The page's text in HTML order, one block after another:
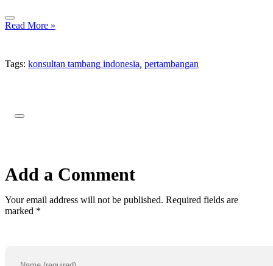
Read More »
Tags: konsultan tambang indonesia pertambangan
Add a Comment
Your email address will not be published. Required fields are
marked *